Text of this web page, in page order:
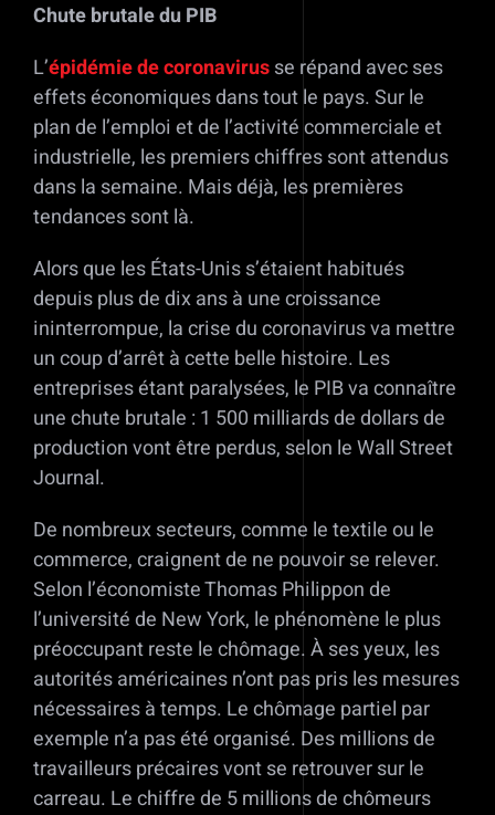
Chute brutale du PIB
L’épidémie de coronavirusse répand avec ses
effets économiques dans tout le pays. Sur le
plan de l’emploi et de l’activité commerciale et
industrielle, les premiers chiffres sont attendus
dans la semaine. Mais déjà, les premières
tendances sont là.
Alors que les États-Unis s’étaient habitués
depuis plus de dix ans à une croissance
ininterrompue, la crise du coronavirus va mettre
un coup d’arrêt à cette belle histoire. Les
entreprises étant paralysées, le PIB va connaître
une chute brutale : 1 500 milliards de dollars de
production vont être perdus, selon le Wall Street
Journal.
De nombreux secteurs, comme le textile ou le
commerce, craignent de ne pouvoir se relever.
Selon l’économiste Thomas Philippon de
l’université de New York, le phénomène le plus
préoccupant reste le chômage. À ses yeux, les
autorités américaines n’ont pas pris les mesures
nécessaires à temps. Le chômage partiel par
exemple n’a pas été organisé. Des millions de
travailleurs précaires vont se retrouver sur le
carreau. Le chiffre de 5 millions de chômeurs